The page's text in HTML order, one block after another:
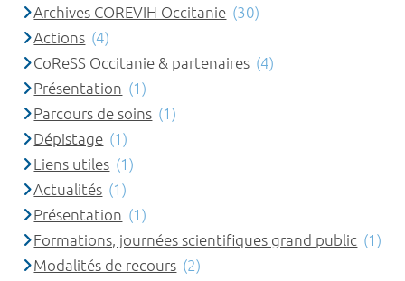
Archives COREVIH Occitanie (30)
Actions (4)
CoReSS Occitanie & partenaires (4)
Présentation (1)
Parcours de soins (1)
Dépistage (1)
Liens utiles (1)
Actualités (1)
Présentation (1)
Formations, journées scientifiques grand public (1)
Modalités de recours (2)